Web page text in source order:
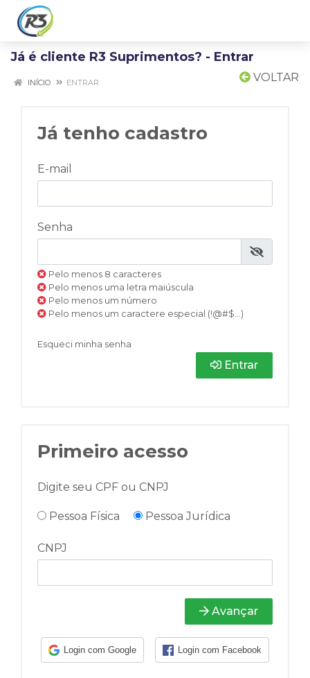
Já é cliente R3 Suprimentos? - Entrar
VOLTAR
INÍCIO ENTRAR
Já tenho cadastro
E-mail
Senha
Pelo menos 8 caracteres
Pelo menos uma letra maiúscula
Pelo menos um número
Pelo menos um caractere especial (!@#$...)
Esqueci minha senha
Entrar
Primeiro acesso
Digite seu CPF ou CNPJ
Pessoa Física Pessoa Jurídica
CNPJ
Avançar
Login com Google Login com Facebook